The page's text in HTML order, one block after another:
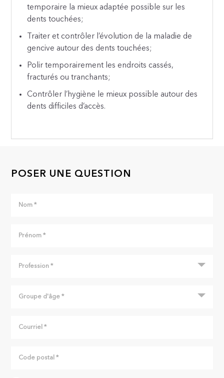
temporaire la mieux adaptée possible sur les
dents touchées;
Traiter et contrôler l’évolution de la maladie de
gencive autour des dents touchées;
Polir temporairement les endroits cassés,
fracturés ou tranchants;
Contrôler l’hygiène le mieux possible autour des
dents difficiles d’accès.
POSER UNE QUESTION